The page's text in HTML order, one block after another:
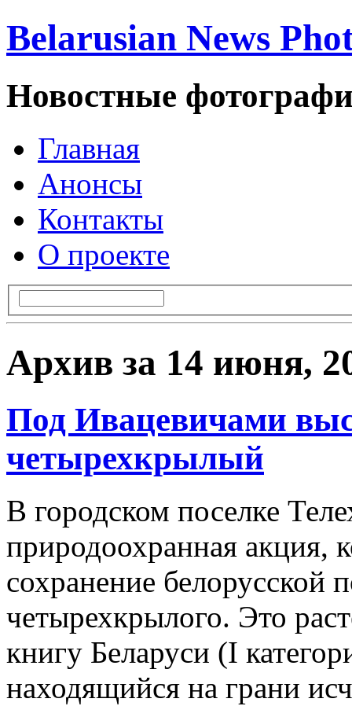
Belarusian News
Новостные
Главная
Анонсы
Контакты
О проекте
Архив за 14 июня,
Под Ивацевичами
четырехкрылый
В городском поселке
природоохранная акция,
сохранение белорусской
четырехкрылого. Это
книгу Беларуси (I
находящийся на грани